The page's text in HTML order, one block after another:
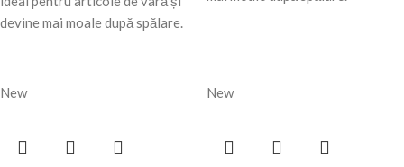
devine mai moale după spălare.
New New